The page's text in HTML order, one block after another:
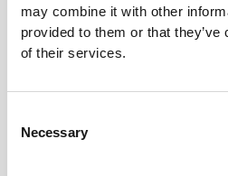
may combine it with other
provided to them or that
of their services.
Selection
Necessary
Απόλυτη ελευθερία